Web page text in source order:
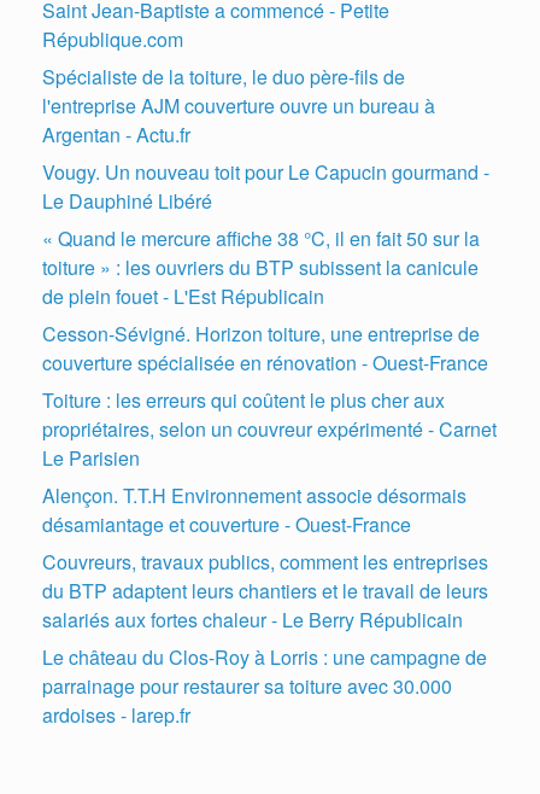
Saint Jean-Baptiste a commencé - Petite
République.com
Spécialiste de la toiture, le duo père-fils de
l'entreprise AJM couverture ouvre un bureau à
Argentan - Actu.fr
Vougy. Un nouveau toit pour Le Capucin gourmand -
Le Dauphiné Libéré
« Quand le mercure affiche 38 °C, il en fait 50 sur la
toiture » : les ouvriers du BTP subissent la canicule
de plein fouet - L'Est Républicain
Cesson-Sévigné. Horizon toiture, une entreprise de
couverture spécialisée en rénovation - Ouest-France
Toiture : les erreurs qui coûtent le plus cher aux
propriétaires, selon un couvreur expérimenté - Carnet
Le Parisien
Alençon. T.T.H Environnement associe désormais
désamiantage et couverture - Ouest-France
Couvreurs, travaux publics, comment les entreprises
du BTP adaptent leurs chantiers et le travail de leurs
salariés aux fortes chaleur - Le Berry Républicain
Le château du Clos-Roy à Lorris : une campagne de
parrainage pour restaurer sa toiture avec 30.000
ardoises - larep.fr